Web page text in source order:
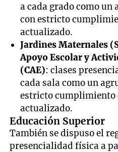
a cada grado como
con estricto
actualizado.
Jardines Maternales
Apoyo Escolar y
(CAE): clases
cada sala como un
estricto cumplimiento
actualizado.
Educación Superior
También se dispuso el
presencialidad física a